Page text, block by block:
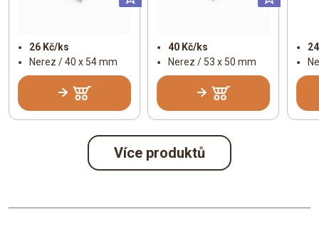
26 Kč/ks
Nerez / 40 x 54 mm
40 Kč/ks
Nerez / 53 x 50 mm
Více produktů